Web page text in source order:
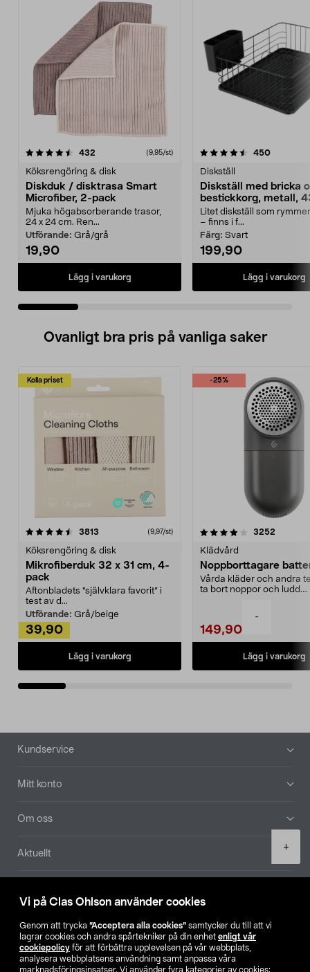
Vi på Clas Ohlson använder cookies
Genom att trycka ”Acceptera alla cookies” samtycker du till att vi
lagrar cookies och andra spårtekniker på din enhet enligt vår
cookiepolicy för att förbättra upplevelsen på vår webbplats,
analysera webbplatsens användning samt anpassa våra
marknadsföringsinsatser. Vi använder fyra kategorier av cookies:
-
+
432 (9,95/st)
Köksrengöring & disk
Diskduk / disktrasa Smart
Microfiber, 2-pack
Mjuka högabsorberande trasor,
24 x 24 cm. Ren...
Utförande: Grå/grå
19,90
Lägg i varukorg
4.5 av 5 stjärnor 450
Diskställ
Diskställ med bricka
bestickkorg, metall,
Litet diskställ som
– finns i f...
Färg: Svart
199,90
Lägg i varukorg
4.5 av 5 stjärnor
Ovanligt bra pris på vanliga saker
Kolla priset
3813 (9,97/st)
Köksrengöring & disk
Mikrofiberduk 32 x 31 cm, 4-
pack
Aftonbladets "självklara favorit” i
test av d...
Utförande: Grå/beige
39,90
Lägg i varukorg
-25%
4.0av 5 stjärnor 3252
Klädvård
Noppborttagare
Vårda kläder och andra
ta bort noppor och ludd.
149,90
Lägg i varukorg
4.5av 5 stjärnor
Sidfot
Kundservice
Mitt konto
Om oss
Aktuellt
Hitta butik
SE NO FI